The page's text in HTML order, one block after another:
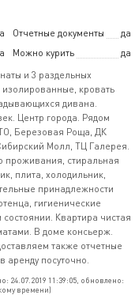
Отчетные документы
да
Можно курить
да
и 3 раздельных
кровать
дивана.
Центр города. Рядом
Березовая Роща, ДК
Молл, ТЦ Галерея.
проживания, стиральная
плита, холодильник,
принадлежности
гигиенические
Квартира чистая
В доме консьерж.
также отчетные
аренду посуточно.
24.07.2019 11:39:05, обновлено:
времени)